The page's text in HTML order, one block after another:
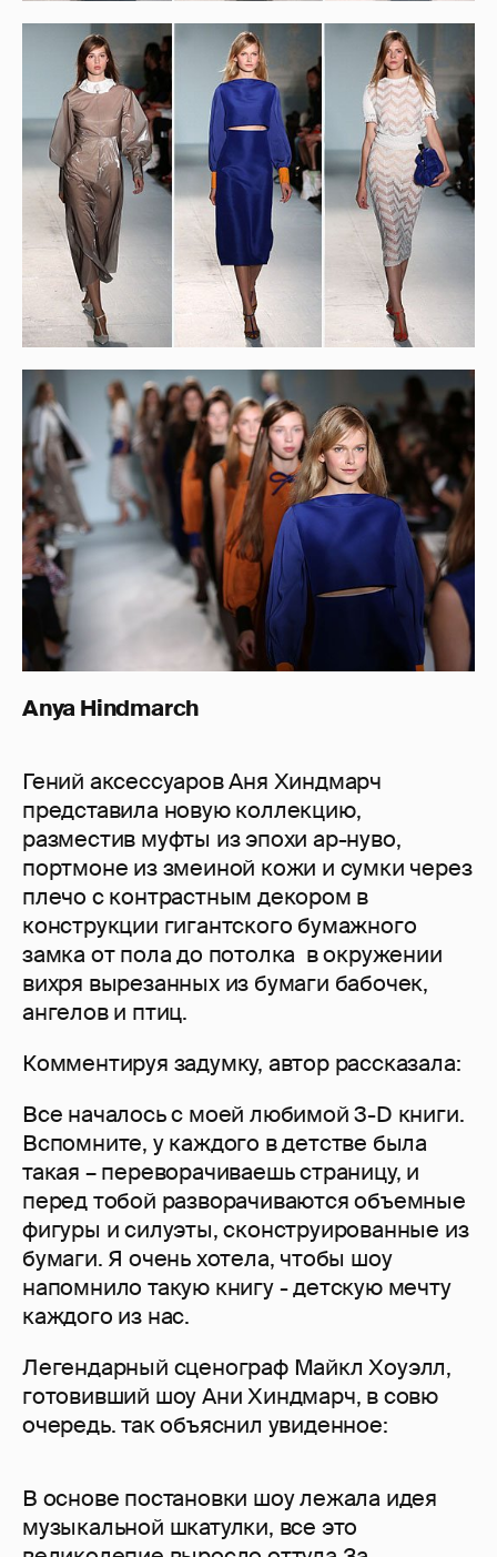
Anya Hindmarch
Гений аксессуаров Аня Хиндмарч
представила новую коллекцию,
разместив муфты из эпохи ар-нуво,
портмоне из змеиной кожи и сумки через
плечо с контрастным декором в
конструкции гигантского бумажного
замка от пола до потолка в окружении
вихря вырезанных из бумаги бабочек,
ангелов и птиц.
Комментируя задумку, автор рассказала:
Все началось с моей любимой 3-D книги.
Вспомните, у каждого в детстве была
такая – переворачиваешь страницу, и
перед тобой разворачиваются объемные
фигуры и силуэты, сконструированные из
бумаги. Я очень хотела, чтобы шоу
напомнило такую книгу - детскую мечту
каждого из нас.
Легендарный сценограф Майкл Хоуэлл,
готовивший шоу Ани Хиндмарч, в совю
очередь. так объяснил увиденное:
В основе постановки шоу лежала идея
музыкальной шкатулки, все это